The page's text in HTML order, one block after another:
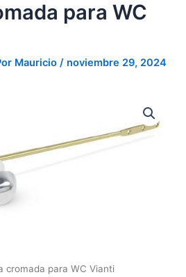
para WC
Mauricio / noviembre 29, 2024
cromada para WC Vianti